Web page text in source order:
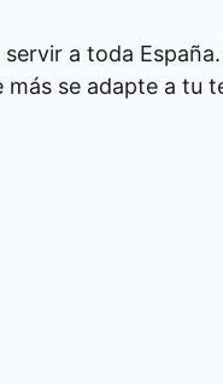
a toda
se adapte a tu